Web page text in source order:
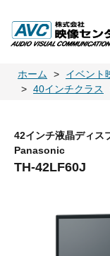
ホーム イベント
40インチクラス
42インチ液晶ディス
Panasonic
TH-42LF60J